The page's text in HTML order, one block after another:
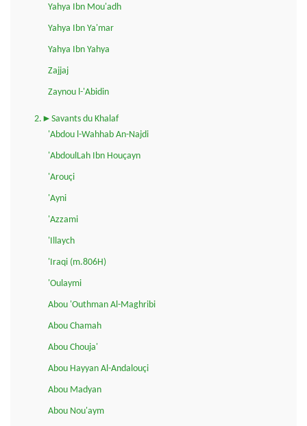
Yahya Ibn Mou'adh
Yahya Ibn Ya'mar
Yahya Ibn Yahya
Zajjaj
Zaynou l-'Abidin
2.►Savants du Khalaf
'Abdou l-Wahhab An-Najdi
'AbdoulLah Ibn Houçayn
'Arouçi
'Ayni
'Azzami
'Illaych
'Iraqi (m.806H)
'Oulaymi
Abou 'Outhman Al-Maghribi
Abou Chamah
Abou Chouja'
Abou Hayyan Al-Andalouçi
Abou Madyan
Abou Nou'aym